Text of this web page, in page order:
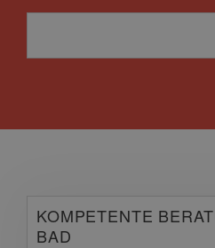
KOMPETENTE
BAD